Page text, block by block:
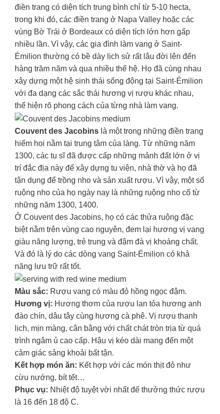
điền trang có diện tích trung bình chỉ từ 5-10 hecta,
trong khi đó, các điền trang ở Napa Valley hoặc các
vùng Bờ Trái ở Bordeaux có diện tích lớn hơn gấp
nhiều lần. Vì vậy, các gia đình làm vang ở Saint-
Émilion thường có bề dày lịch sử rất lâu đời lên đến
hàng trăm năm và qua nhiều thế hệ. Họ đã cùng nhau
xây dựng một hệ sinh thái sống động tại Saint-Émilion
với đa dạng các sắc thái hương vị rượu khác nhau,
thể hiện rõ phong cách của từng nhà làm vang.
Couvent des Jacobinslà một trong những điền trang
hiếm hoi nằm tại trung tâm của làng. Từ những năm
1300, các tu sĩ đã được cấp những mảnh đất lớn ở vị
trí đắc địa này để xây dựng tu viện, nhà thờ và họ đã
tận dụng để trồng nho và sản xuất rượu. Vì vậy, một số
ruộng nho của họ ngày nay là những ruộng nho cổ từ
những năm 1300, 1400.
Ở Couvent des Jacobins, họ có các thửa ruộng đặc
biệt nằm trên vùng cao nguyên, đem lại hương vị vang
giàu năng lượng, trẻ trung và đậm đà vị khoáng chất.
Và đó là lý do các dòng vang Saint-Émilion có khả
năng lưu trữ rất tốt.
Màu sắc: Rượu vang có màu đỏ hồng ngọc đậm.
Hương vị: Hương thơm của rượu lan tỏa hương anh
đào chín, dâu tây cùng hương cà phê. Vị rượu thanh
lịch, mịn màng, cân bằng với chất chát tròn trịa từ quá
trình ngâm ủ cao cấp. Hậu vị kéo dài mang đến một
cảm giác sảng khoải bất tận.
Kết hợp món ăn: Kết hợp với các món thịt đỏ như
cừu nướng, bít tết…
Phục vụ: Nhiệt độ tuyệt vời nhất để thưởng thức rượu
là 16 đến 18 độ C.